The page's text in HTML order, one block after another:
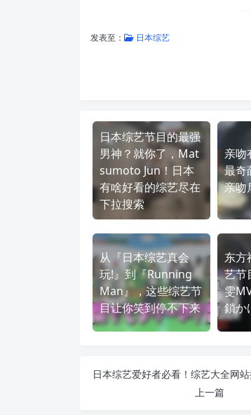
发表至： 日本综艺
日本综艺节目的最强
男神？就你了，Mat
sumoto Jun！日本
有啥好看的综艺尽在
下拉搜索
亲吻
最奇
亲吻
从『日本综艺真会
玩!』到『Running
Man』，这些综艺节
目让你笑到停不下来
东方
艺节
雯
鎖か
上一篇